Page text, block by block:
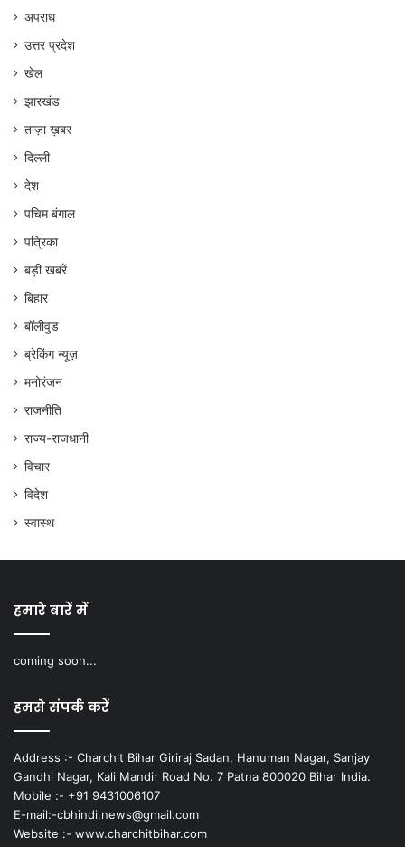
अपराध
उत्तर प्रदेश
खेल
झारखंड
ताज़ा ख़बर
दिल्ली
देश
पचिम बंगाल
पत्रिका
बड़ी खबरें
बिहार
बॉलीवुड
ब्रेकिंग न्यूज़
मनोरंजन
राजनीति
राज्य-राजधानी
विचार
विदेश
स्वास्थ
हमारे बारें में
coming soon...
हमसे संपर्क करें
Address :- Charchit Bihar Giriraj Sadan, Hanuman Nagar, Sanjay
Gandhi Nagar, Kali Mandir Road No. 7 Patna 800020 Bihar India.
Mobile :- +91 9431006107
E-mail:-cbhindi.news@gmail.com
Website :- www.charchitbihar.com